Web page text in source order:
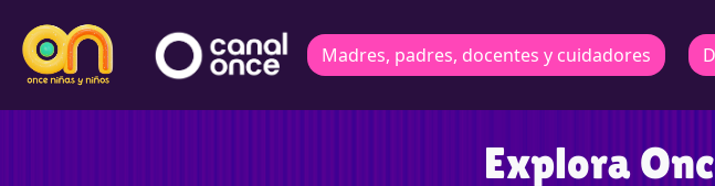
Madres, padres, docentes y cuidadores
Explora